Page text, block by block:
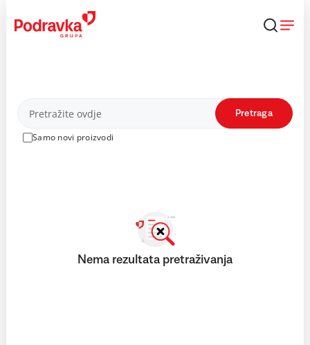
content
Proizvodi
Samo novi proizvodi
Pretraga
Nema rezultata pretraživanja